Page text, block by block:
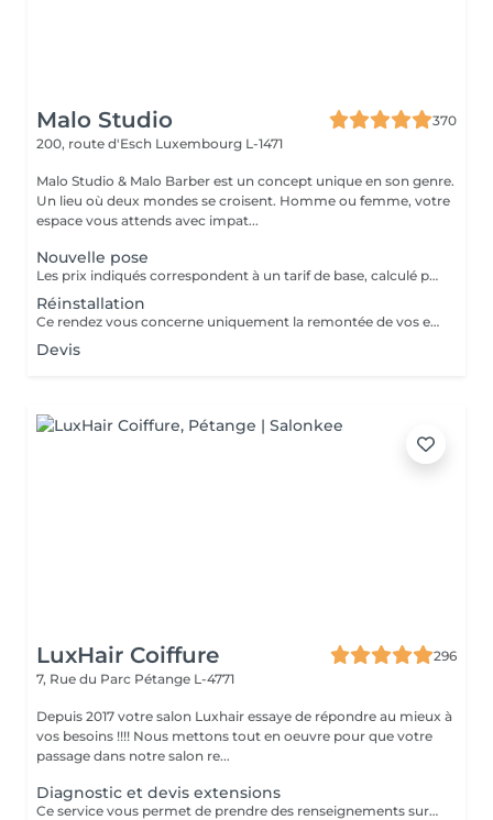
Malo Studio
370
200, route d'Esch Luxembourg L-1471
Malo Studio & Malo Barber est un concept unique en son genre.
Un lieu où deux mondes se croisent. Homme ou femme, votre
espace vous attends avec impat...
Nouvelle pose
Les prix indiqués correspondent à un tarif de base, calculé pour 1 rangée avec 2 mèches, soit le minimum pour un apport de volume uniquement. Un diagnostic personnalisé est réalisé avant chaque prestation. Le tarif final varie en fonction : - de la densité de vos cheveux, -de leur longueur, -du nombre de rangées nécessaires -du résultat souhaité.
Réinstallation
Ce rendez vous concerne uniquement la remontée de vos extensions déjà posées. Aucune nouvelle installation incluse, pour une pose complète ou de nouveaux cheveux, merci de réserver le service "nouvelle pose"
Devis
LuxHair Coiffure
296
7, Rue du Parc Pétange L-4771
Depuis 2017 votre salon Luxhair essaye de répondre au mieux à
vos besoins !!!! Nous mettons tout en oeuvre pour que votre
passage dans notre salon re...
Diagnostic et devis extensions
Ce service vous permet de prendre des renseignements sur une pose d'extension de cheveux ( devis,quantité de mèches,temps à prévoir) Le prix de ce service vous sera déduit si vous décidez de réaliser votre pose d'extensions.